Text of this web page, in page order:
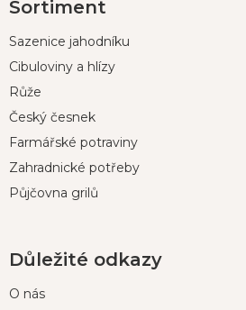
á
a
Sortiment
Sazenice jahodníku
Cibuloviny a hlízy
Růže
Český česnek
Farmářské potraviny
Zahradnické potřeby
Půjčovna grilů
Důležité odkazy
O nás